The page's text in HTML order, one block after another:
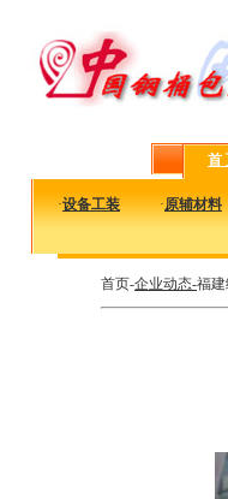
首
·设备工装 ·原辅材料
首页-企业动态-福